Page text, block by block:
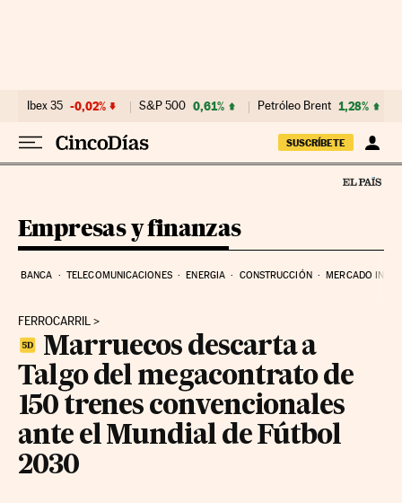
Ibex 35 -0,02% S&P 500 0,61% Petróleo Brent 1,28%
SUSCRÍBETE
Empresas y finanzas
BANCA TELECOMUNICACIONES ENERGIA CONSTRUCCIÓN MERCADO
FERROCARRIL
Marruecos descarta a
Talgo del megacontrato de
150 trenes convencionales
ante el Mundial de Fútbol
2030